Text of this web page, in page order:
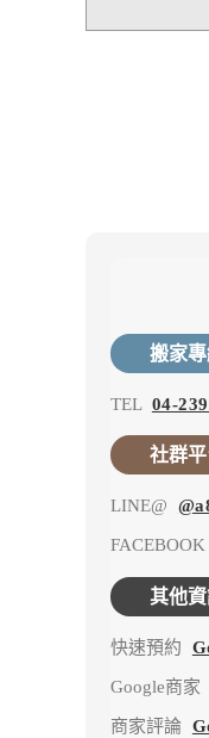
搬家
TEL 04-
社群
LINE@
FACEBOOK
其他
快速預約
Google商家
商家評論